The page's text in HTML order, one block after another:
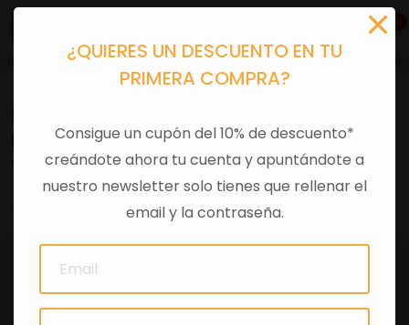
RODILLO 19MM/8,5GR
0 comentarios
¿QUIERES UN DESCUENTO EN TU
PRIMERA COMPRA?
Consigue un cupón del 10% de descuento*
creándote ahora tu cuenta y apuntándote a
nuestro newsletter solo tienes que rellenar el
email y la contraseña.